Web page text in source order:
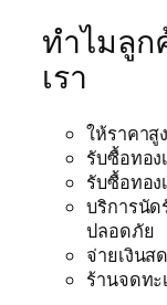
ทำไมลูก
เรา
ให้ราคาสู
รับซื้อทอง
รับซื้อทอ
บริการนัด
ปลอดภัย
จ่ายเงินส
ร้านจดทะ